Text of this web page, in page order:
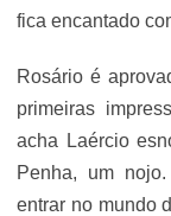
fica encantado
Rosário é
primeiras
acha Laércio
Penha, um
entrar no mundo